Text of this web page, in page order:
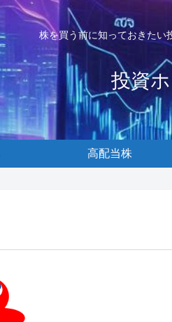
株を買う前に知っておきたい
投資
高配当株